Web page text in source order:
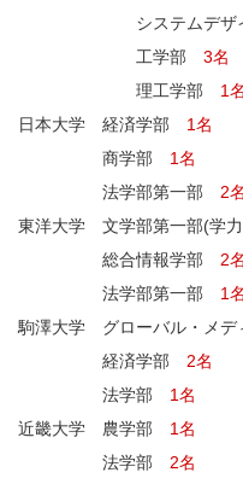
システムデザイ
工学部 3名
理工学部 1名
日本大学 経済学部 1名
商学部 1名
法学部第一部 2名
東洋大学 文学部第一部(学
総合情報学部 2名
法学部第一部 1名
駒澤大学 グローバル・メデ
経済学部 2名
法学部 1名
近畿大学 農学部 1名
法学部 2名